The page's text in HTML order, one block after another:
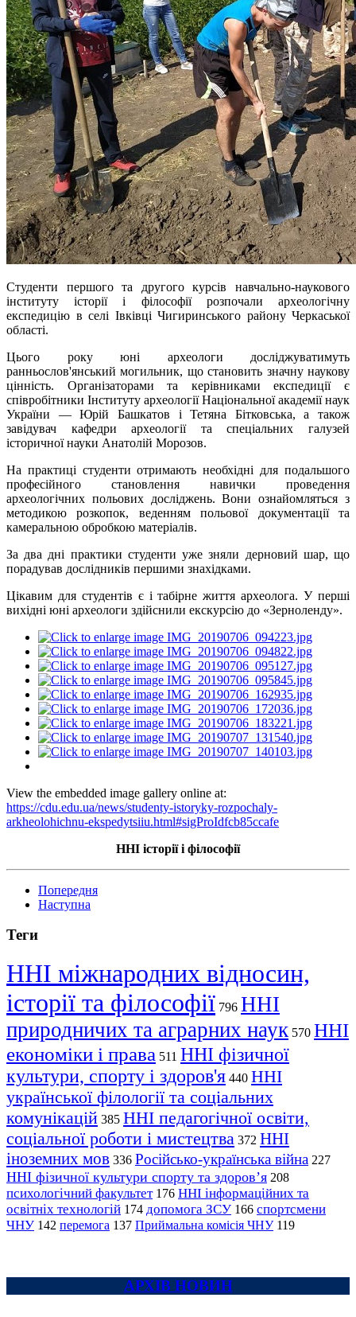
Студенти першого та другого курсів навчально-наукового
інституту історії і філософії розпочали археологічну
експедицію в селі Івківці Чигиринського району Черкаської
області.
Цього року юні археологи досліджуватимуть
ранньослов'янський могильник, що становить значну наукову
цінність. Організаторами та керівниками експедиції є
співробітники Інституту археології Національної академії наук
України —Юрій Башкатов іТетяна Бітковська, а також
завідувач кафедри археології та спеціальних галузей
історичної науки Анатолій Морозов.
На практиці студенти отримають необхідні для подальшого
професійного становлення навички проведення
археологічних польових досліджень. Вони ознайомляться з
методикою розкопок, веденням польової документації та
камеральною обробкою матеріалів.
За два дні практики студенти уже зняли дерновий шар, що
порадував дослідників першими знахідками.
Цікавим для студентів є і табірне життя археолога. У перші
вихідні юні археологи здійснили екскурсію до «Зерноленду».
View the embedded image gallery online at:
https://cdu.edu.ua/news/studenty-istoryky-rozpochaly-
arkheolohichnu-ekspedytsiiu.html#sigProIdfcb85ccafe
ННІ історії і філософії
Попередня
Наступна
Теги
ННІ міжнародних відносин,
історії та філософії 796 ННІ
природничих та аграрних наук 570 ННІ
економіки і права 511 ННІ фізичної
культури, спорту і здоров'я 440 ННІ
української філології та соціальних
комунікацій 385 ННІ педагогічної освіти,
соціальної роботи і мистецтва 372 ННІ
іноземних мов 336 Російсько-українська війна 227
ННІ фізичної культури спорту та здоров’я 208
психологічний факультет 176 ННІ інформаційних та
освітніх технологій 174 допомога ЗСУ 166 спортсмени
ЧНУ 142 перемога 137 Приймальна комісія ЧНУ 119
АРХІВ НОВИН